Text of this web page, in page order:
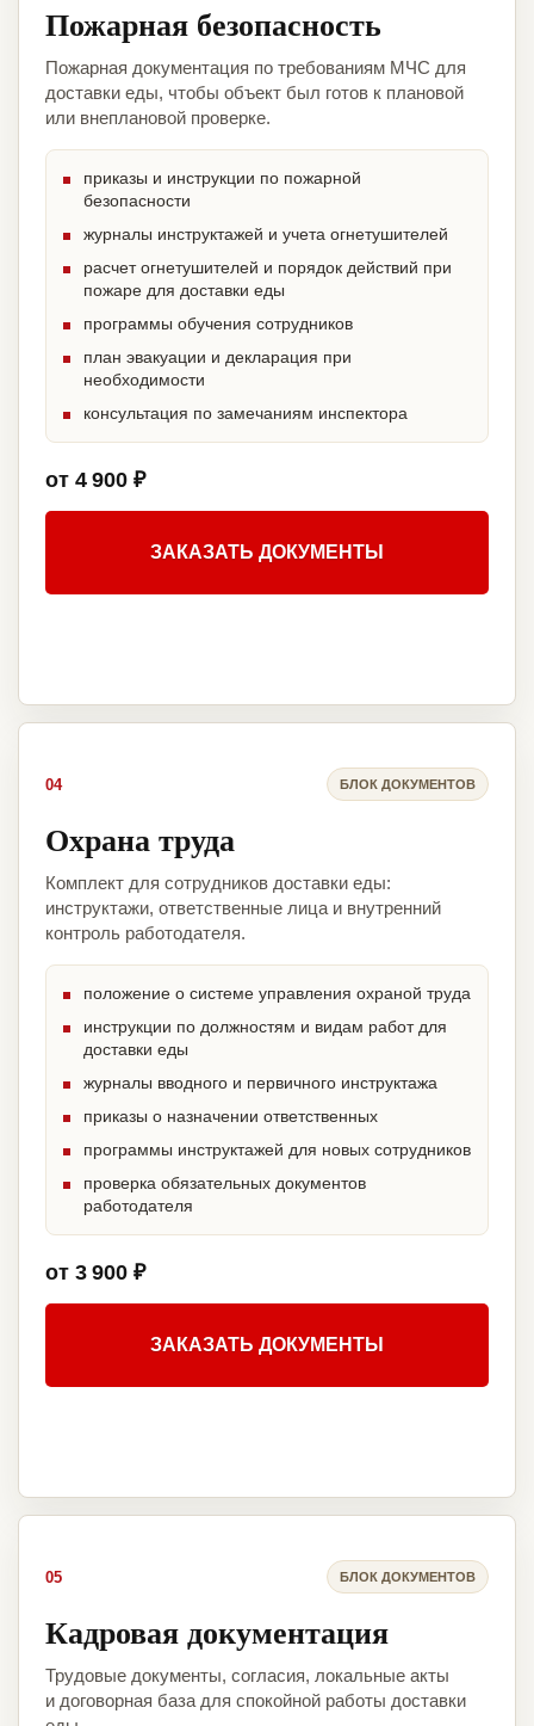
Пожарная безопасность
Пожарная документация по требованиям МЧС для
доставки еды, чтобы объект был готов к плановой
или внеплановой проверке.
приказы и инструкции по пожарной
безопасности
журналы инструктажей и учета огнетушителей
расчет огнетушителей и порядок действий при
пожаре для доставки еды
программы обучения сотрудников
план эвакуации и декларация при
необходимости
консультация по замечаниям инспектора
от 4 900 ₽
ЗАКАЗАТЬ ДОКУМЕНТЫ
04 БЛОК ДОКУМЕНТОВ
Охрана труда
Комплект для сотрудников доставки еды:
инструктажи, ответственные лица и внутренний
контроль работодателя.
положение о системе управления охраной труда
инструкции по должностям и видам работ для
доставки еды
журналы вводного и первичного инструктажа
приказы о назначении ответственных
программы инструктажей для новых сотрудников
проверка обязательных документов
работодателя
от 3 900 ₽
ЗАКАЗАТЬ ДОКУМЕНТЫ
05 БЛОК ДОКУМЕНТОВ
Кадровая документация
Трудовые документы, согласия, локальные акты
и договорная база для спокойной работы доставки